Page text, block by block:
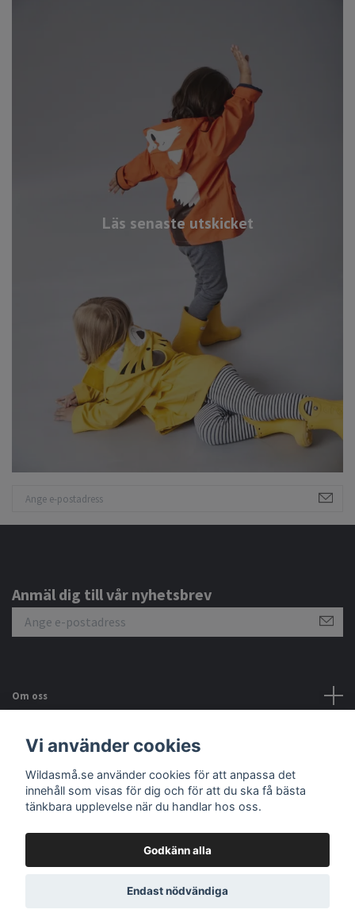
Läs senaste utskicket
Anmäl dig till vår nyhetsbrev
Om oss
Kundtjänst
Sociala medier
© 2026 Wildasmå.se ekologiska baby och barnkläder
Vi använder cookies
Wildasmå.se använder cookies för att anpassa det
innehåll som visas för dig och för att du ska få bästa
tänkbara upplevelse när du handlar hos oss.
Godkänn alla
Endast nödvändiga